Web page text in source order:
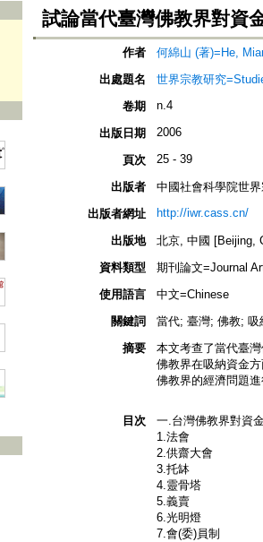
試論當代臺灣佛教界對資
作者
何綿山 (著)=He,
出處題名
世界宗教研究
卷期
n.4
出版日期 2006
頁次 25 - 39
出版者
中國社會科學院世
出版者網址
http://iwr.cass.cn/
出版地
北京, 中國 [Beijing,
資料類型
期刊論文=Journal
使用語言
中文=Chinese
關鍵詞
當代; 臺灣; 佛教; 吸
摘要
本文考查了當代臺
佛教界在吸納資金
佛教界的經濟問題進
目次
一.台灣佛教界對資
1.法會
2.供齋大會
3.托缽
4.靈骨塔
5.義賣
6.光明燈
7.會(委)員制